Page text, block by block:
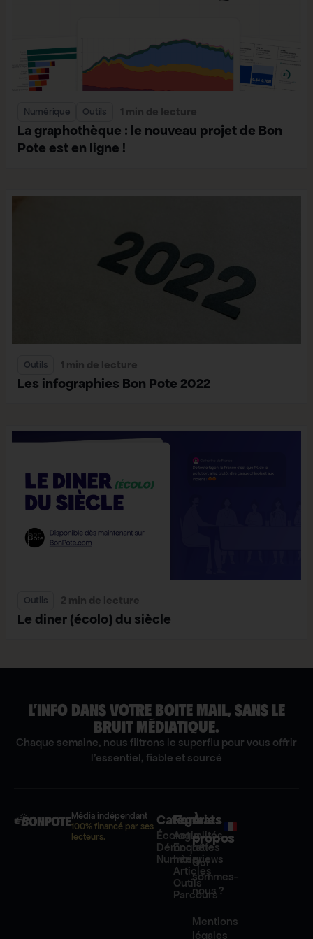
Numérique Outils 1 min de lecture
La graphothèque : le nouveau projet de Bon
Pote est en ligne !
Outils 1 min de lecture
Les infographies Bon Pote 2022
Outils 2 min de lecture
Le diner (écolo) du siècle
L’INFO DANS VOTRE BOITE MAIL, SANS LE
BRUIT MÉDIATIQUE.
Chaque semaine, nous filtrons le superflu pour vous offrir
l'essentiel, fiable et sourcé
Média indépendant
100% financé par ses
lecteurs.
Catégories
Écologie
Démocratie
Numérique
Formats
Actualités
Enquêtes
Interviews
Articles
Outils
Parcours
À
propos
Qui
sommes-
nous ?
Mentions
légales